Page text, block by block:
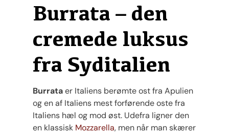
Burrata – den
cremede luksus
fra Syditalien
Burrataer Italiens berømte ost fra Apulien
og en af Italiens mest forførende oste fra
Italiens hæl og mod øst. Udefra ligner den
en klassisk Mozzarella, men når man skærer